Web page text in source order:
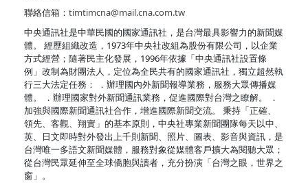
聯絡信箱： timtimcna@mail.cna.com.tw
中央通訊社是中華民國的國家通訊社，是台灣最具影響力的新聞媒
體。 經歷組織改造，1973年中央社改組為股份有限公司，以企業
方式經營；隨著民主化發展，1996年依據「中央通訊社設置條
例」改制為財團法人，定位為全民共有的國家通訊社，獨立超然執
行三大法定任務： ．辦理國內外新聞報導業務，服務大眾傳播媒
體。 ．辦理國家對外新聞通訊業務，促進國際對台灣之瞭解。 ．
加強與國際新聞通訊社合作，增進國際新聞交流。 秉持「正確、
領先、客觀、翔實」的基本原則，中央社專業新聞團隊每天以中、
英、日文即時對外發出上千則新聞、照片、圖表、影音與資訊，是
台灣唯一多語文新聞媒體，服務對象從媒體客戶擴大為閱聽大眾；
從台灣民眾延伸至全球僑胞與讀者，充分扮演「台灣之眼，世界之
窗」。